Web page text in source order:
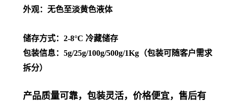
外观：无色至淡黄色液体
储存方式：2-8°C 冷藏储存
包装信息：5g/25g/100g/500g/1Kg（包装可随客户需求
拆分）
产品质量可靠，包装灵活，价格便宜， 售后有